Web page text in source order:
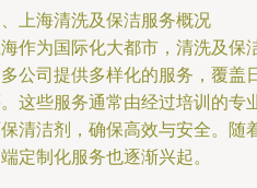
上海清洗及保洁服务概况
作为国际化大都市，清洗及保
公司提供多样化的服务，覆盖
这些服务通常由经过培训的专
清洁剂，确保高效与安全。随
定制化服务也逐渐兴起。